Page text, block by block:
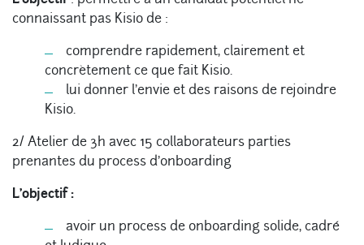
connaissant pas Kisio de :
comprendre rapidement, clairement et
concrètement ce que fait Kisio.
lui donner l’envie et des raisons de rejoindre
Kisio.
2/ Atelier de 3h avec 15 collaborateurs parties
prenantes du process d’onboarding
L’objectif :
avoir un process de onboarding solide, cadré